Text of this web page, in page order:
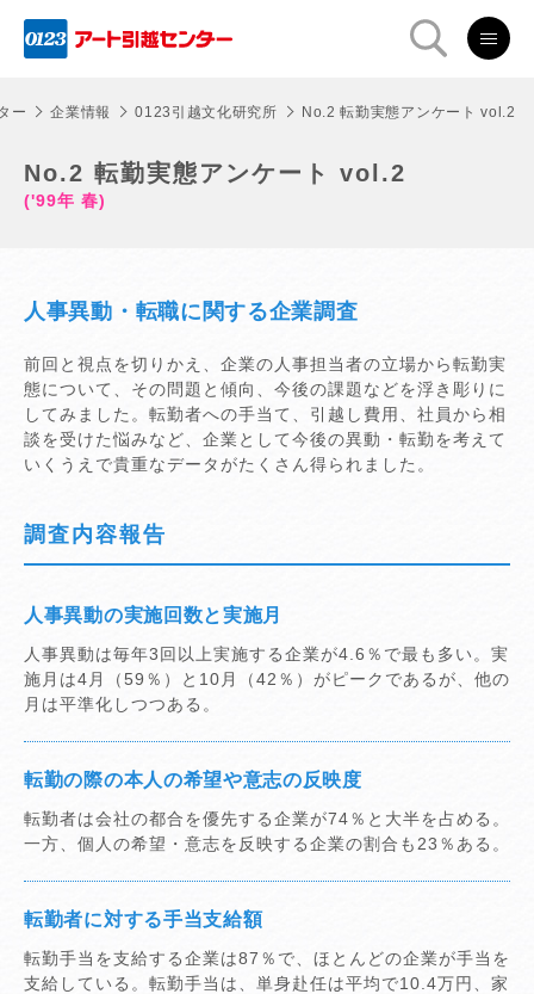
ー 企業情報 0123引越文化研究所 No.2 転勤実態アンケート vol.2
No.2 転勤実態アンケート vol.2
('99年 春)
人事異動・転職に関する企業調査
前回と視点を切りかえ、企業の人事担当者の立場から転勤実
態について、その問題と傾向、今後の課題などを浮き彫りに
してみました。転勤者への手当て、引越し費用、社員から相
談を受けた悩みなど、企業として今後の異動・転勤を考えて
いくうえで貴重なデータがたくさん得られました。
調査内容報告
人事異動の実施回数と実施月
人事異動は毎年3回以上実施する企業が4.6％で最も多い。実
施月は4月（59％）と10月（42％）がピークであるが、他の
月は平準化しつつある。
転勤の際の本人の希望や意志の反映度
転勤者は会社の都合を優先する企業が74％と大半を占める。
一方、個人の希望・意志を反映する企業の割合も23％ある。
転勤者に対する手当支給額
転勤手当を支給する企業は87％で、ほとんどの企業が手当を
支給している。転勤手当は、単身赴任は平均で10.4万円、家